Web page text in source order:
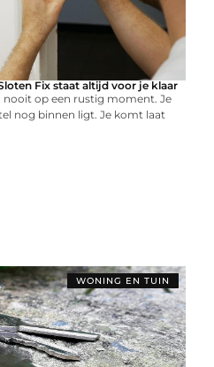
Fix staat altijd voor je klaar
op een rustig moment. Je
nog binnen ligt. Je komt laat
WONING EN TUIN